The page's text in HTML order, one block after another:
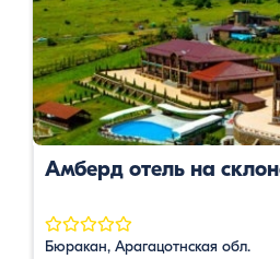
Амберд отель на
Бюракан, Арагацотнская обл.